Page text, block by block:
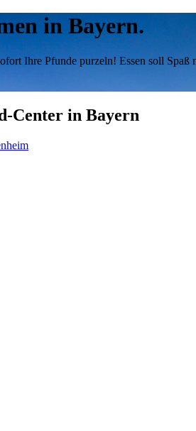
in Bayern.
Ihre Pfunde purzeln! Essen soll
Center in Bayern